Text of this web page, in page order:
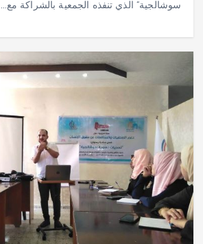
سوشالجية” الذي تنفذه الجمعية بالشراكة مع…